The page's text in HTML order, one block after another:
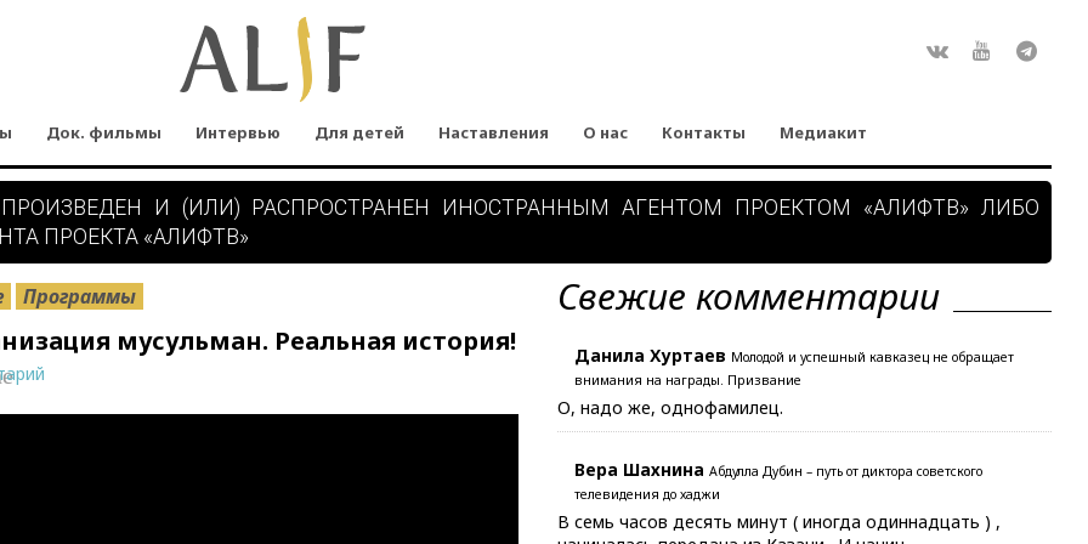
Док. фильмы Интервью Для детей Наставления О нас Контакты Медиакит
И (ИЛИ) РАСПРОСТРАНЕН ИНОСТРАННЫМ АГЕНТОМ ПРОЕКТОМ «АЛИФТВ» ЛИБО
ПРОЕКТА «АЛИФТВ»
Программы
мусульман. Реальная история!
Свежие комментарии
Данила Хуртаев Молодой и успешный кавказец не обращает
внимания на награды. Призвание
О, надо же, однофамилец.
Вера Шахнина Абдулла Дубин – путь от диктора советского
телевидения до хаджи
В семь часов десять минут ( иногда одиннадцать ) ,